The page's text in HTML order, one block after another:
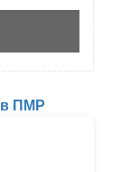
в ПМР